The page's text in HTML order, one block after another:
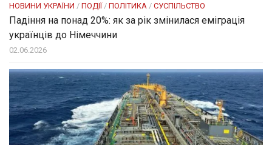
НОВИНИ УКРАЇНИ / ПОДІЇ / ПОЛІТИКА / СУСПІЛЬСТВО
Падіння на понад 20%: як за рік змінилася еміграція
українців до Німеччини
02.06.2026